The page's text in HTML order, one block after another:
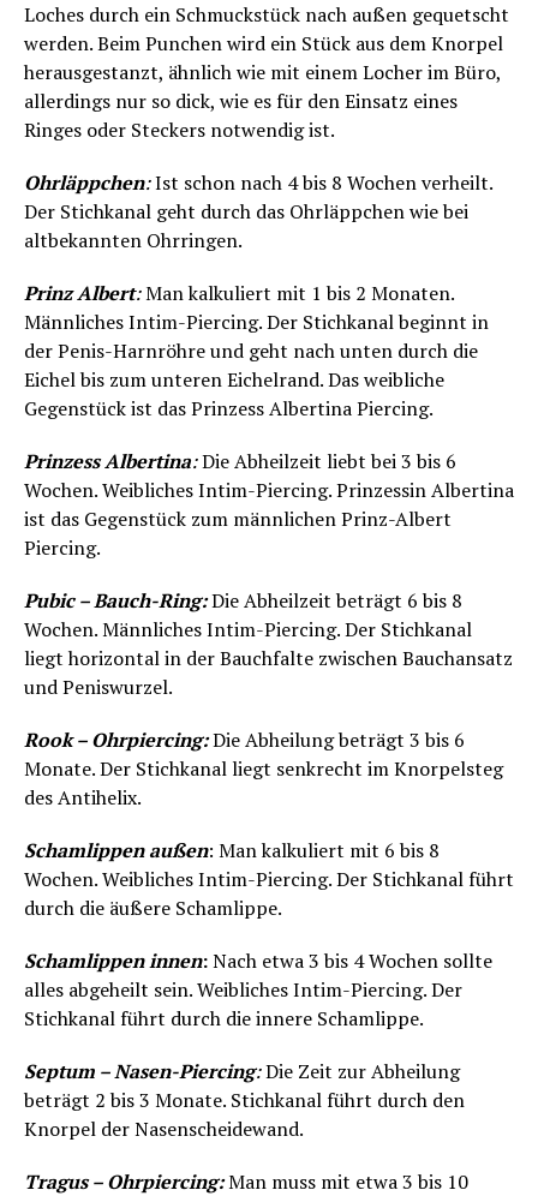
Loches durch ein Schmuckstück nach außen gequetscht
werden. Beim Punchen wird ein Stück aus dem Knorpel
herausgestanzt, ähnlich wie mit einem Locher im Büro,
allerdings nur so dick, wie es für den Einsatz eines
Ringes oder Steckers notwendig ist.
Ohrläppchen:Ist schon nach 4 bis 8 Wochen verheilt.
Der Stichkanal geht durch das Ohrläppchen wie bei
altbekannten Ohrringen.
Prinz Albert:Man kalkuliert mit 1 bis 2 Monaten.
Männliches Intim-Piercing. Der Stichkanal beginnt in
der Penis-Harnröhre und geht nach unten durch die
Eichel bis zum unteren Eichelrand. Das weibliche
Gegenstück ist das Prinzess Albertina Piercing.
Prinzess Albertina:Die Abheilzeit liebt bei 3 bis 6
Wochen. Weibliches Intim-Piercing. Prinzessin Albertina
ist das Gegenstück zum männlichen Prinz-Albert
Piercing.
Pubic – Bauch-Ring:Die Abheilzeit beträgt 6 bis 8
Wochen. Männliches Intim-Piercing. Der Stichkanal
liegt horizontal in der Bauchfalte zwischen Bauchansatz
und Peniswurzel.
Rook – Ohrpiercing:Die Abheilung beträgt 3 bis 6
Monate. Der Stichkanal liegt senkrecht im Knorpelsteg
des Antihelix.
Schamlippen außen: Man kalkuliert mit 6 bis 8
Wochen. Weibliches Intim-Piercing. Der Stichkanal führt
durch die äußere Schamlippe.
Schamlippen innen:Nach etwa 3 bis 4 Wochen sollte
alles abgeheilt sein. Weibliches Intim-Piercing. Der
Stichkanal führt durch die innere Schamlippe.
Septum – Nasen-Piercing:Die Zeit zur Abheilung
beträgt 2 bis 3 Monate. Stichkanal führt durch den
Knorpel der Nasenscheidewand.
Tragus – Ohrpiercing:Man muss mit etwa 3 bis 10